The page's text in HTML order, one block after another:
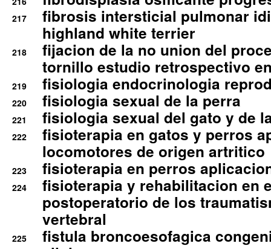
217
fibrosis intersticial pulmonar
highland white terrier
218
fijacion de la no union del
tornillo estudio retrospectivo
219 fisiologia endocrinologia
220 fisiologia sexual de la perra
221 fisiologia sexual del gato y de
222
fisioterapia en gatos y perros
locomotores de origen artritico
223 fisioterapia en perros
224
fisioterapia y rehabilitacion en
postoperatorio de los
vertebral
225
fistula broncoesofagica